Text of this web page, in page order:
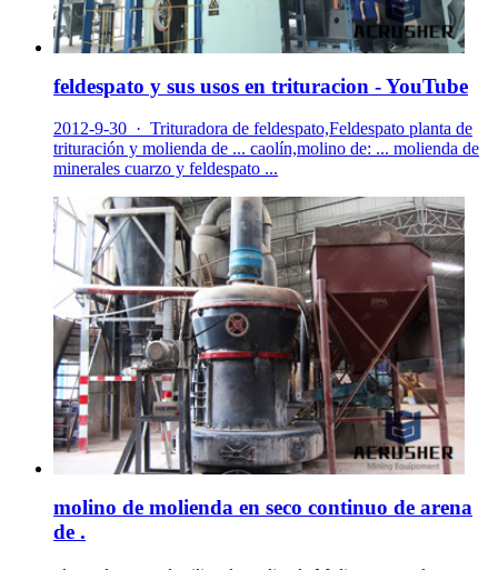
feldespato y sus usos en trituracion - YouTube
2012-9-30 · Trituradora de feldespato,Feldespato planta de
trituración y molienda de ... caolín,molino de: ... molienda de
minerales cuarzo y feldespato ...
molino de molienda en seco continuo de arena
de .